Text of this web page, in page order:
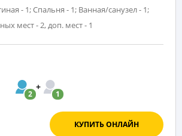
- 1; Спальня - 1; Ванная/санузел - 1;
мест - 2, доп. мест - 1
2 1
КУПИТЬ ОНЛАЙН